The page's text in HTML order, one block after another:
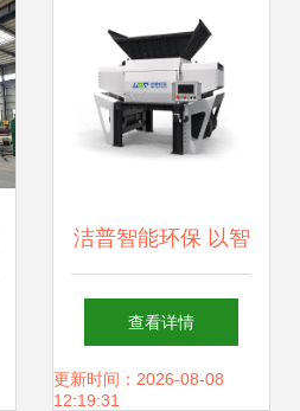
洁普智能环保 以智
能化解决方案与先
进设备，引领固废
查看详情
更新时间：2026-08-08
12:19:31